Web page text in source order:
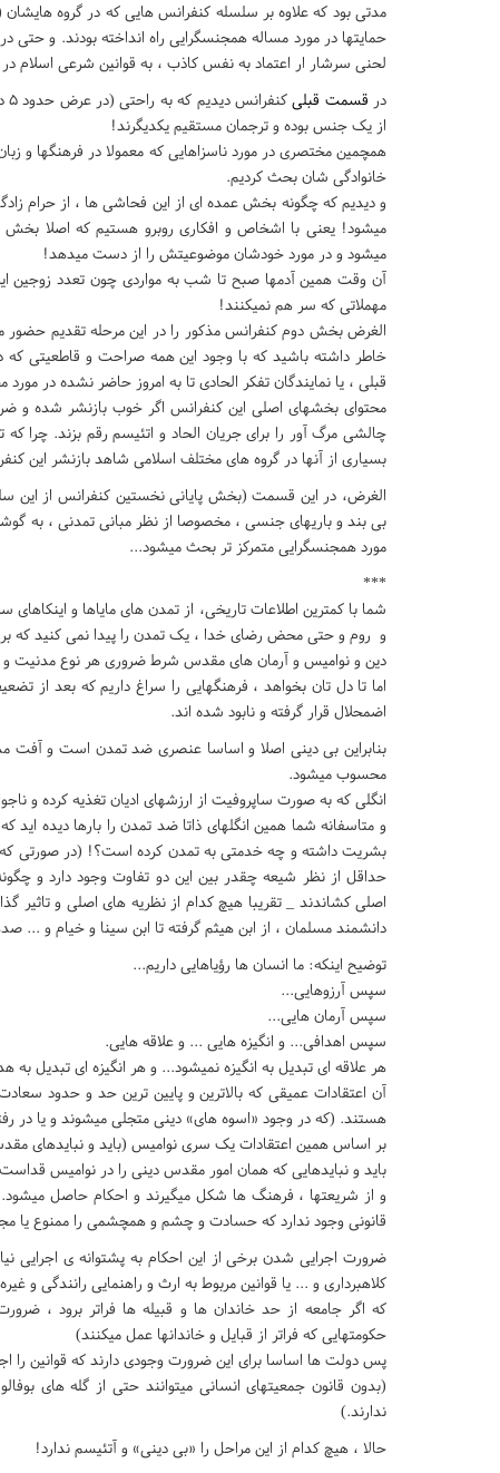
مدتی بود که علاوه بر سلسله کنفرانس هایی که در گروه
حمایتها در مورد مساله همجنسگرایی راه انداخته بودند. و
لحنی سرشار ار اعتماد به نفس کاذب ، به قوانین شرعی اسلام در
در قسمت قبلی
از یک جنس بوده و ترجمان مستقیم یکدیگرند!
همچمین مختصری در مورد ناسزاهایی که معمولا در فرهنگها و
خانوادگی شان بحث کردیم.
و دیدیم که چگونه بخش عمده ای از این فحاشی ها ، از حرام
میشود! یعنی با اشخاص و افکاری روبرو هستیم که اصلا بخش
میشود و در مورد خودشان موضوعیتش را از دست میدهد!
آن وقت همین آدمها صبح تا شب به مواردی چون تعدد زوجین
مهملاتی که سر هم نمیکنند!
الغرض بخش دوم کنفرانس مذکور را در این مرحله تقدیم حضور
خاطر داشته باشید که با وجود این همه صراحت و قاطعیتی
قبلی ، یا نمایندگان تفکر الحادی تا به امروز حاضر نشده در
محتوای بخشهای اصلی این کنفرانس اگر خوب بازنشر شده و
چالشی مرگ آور را برای جریان الحاد و اتئیسم رقم بزند. چرا
بسیاری از آنها در گروه های مختلف اسلامی شاهد بازنشر این
الغرض، در این قسمت (بخش پایانی نخستین کنفرانس از این
بی بند و باریهای جنسی ، مخصوصا از نظر مبانی تمدنی ، به
مورد همجنسگرایی متمرکز تر بحث میشود...
***
شما با کمترین اطلاعات تاریخی، از تمدن های مایاها و
و روم و حتی محض رضای خدا ، یک تمدن را پیدا نمی کنید که
دین و نوامیس و آرمان های مقدس شرط ضروری هر نوع مدنیت و
اما تا دل تان بخواهد ، فرهنگهایی را سراغ داریم که بعد
اضمحلال قرار گرفته و نابود شده اند.
بنابراین بی دینی اصلا و اساسا عنصری ضد تمدن است و آفت
محسوب میشود.
انگلی که به صورت ساپروفیت از ارزشهای ادیان تغذیه کرده و
و متاسفانه شما همین انگلهای ذاتا ضد تمدن را بارها دیده
بشریت داشته و چه خدمتی به تمدن کرده است؟! (در صورتی که
حداقل از نظر شیعه چقدر بین این دو تفاوت وجود دارد و
اصلی کشاندند _ تقریبا هیچ کدام از نظریه های اصلی و تاثیر
دانشمند مسلمان ، از ابن هیثم گرفته تا ابن سینا و خیام و ...
توضیح اینکه: ما انسان ها رؤیاهایی داریم...
سپس آرزوهایی...
سپس آرمان هایی...
سپس اهدافی... و انگیزه هایی ... و علاقه هایی.
هر علاقه ای تبدیل به انگیزه نمیشود... و هر انگیزه ای تبدیل
آن اعتقادات عمیقی که بالاترین و پایین ترین حد و حدود
هستند. (که در وجود «اسوه های» دینی متجلی میشوند و یا در
بر اساس همین اعتقادات یک سری نوامیس (باید و نبایدهای
باید و نبایدهایی که همان امور مقدس دینی را در نوامیس
و از شریعتها ، فرهنگ ها شکل میگیرند و احکام حاصل میشود.
قانونی وجود ندارد که حسادت و چشم و همچشمی را ممنوع یا
ضرورت اجرایی شدن برخی از این احکام به پشتوانه ی اجرایی
کلاهبرداری و ... یا قوانین مربوط به ارث و راهنمایی رانندگی و
که اگر جامعه از حد خاندان ها و قبیله ها فراتر برود ،
حکومتهایی که فراتر از قبایل و خاندانها عمل میکنند)
پس دولت ها اساسا برای این ضرورت وجودی دارند که قوانین را
(بدون قانون جمعیتهای انسانی میتوانند حتی از گله های
ندارند.)
حالا ، هیچ کدام از این مراحل را «بی دینی» و آتئیسم ندارد!